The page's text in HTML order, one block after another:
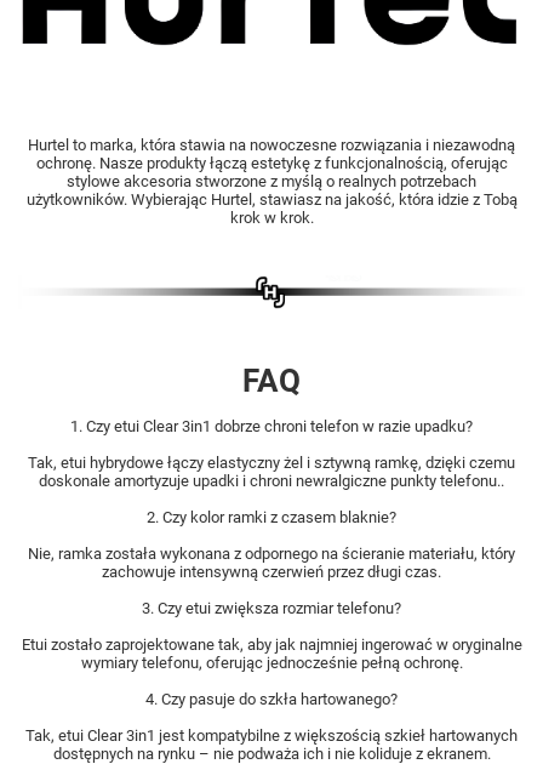
Hurtel to marka, która stawia na nowoczesne rozwiązania i niezawodną
ochronę. Nasze produkty łączą estetykę z funkcjonalnością, oferując
stylowe akcesoria stworzone z myślą o realnych potrzebach
użytkowników. Wybierając Hurtel, stawiasz na jakość, która idzie z Tobą
krok w krok.
FAQ
1. Czy etui Clear 3in1 dobrze chroni telefon w razie upadku?
Tak, etui hybrydowe łączy elastyczny żel i sztywną ramkę, dzięki czemu
doskonale amortyzuje upadki i chroni newralgiczne punkty telefonu..
2. Czy kolor ramki z czasem blaknie?
Nie, ramka została wykonana z odpornego na ścieranie materiału, który
zachowuje intensywną czerwień przez długi czas.
3. Czy etui zwiększa rozmiar telefonu?
Etui zostało zaprojektowane tak, aby jak najmniej ingerować w oryginalne
wymiary telefonu, oferując jednocześnie pełną ochronę.
4. Czy pasuje do szkła hartowanego?
Tak, etui Clear 3in1 jest kompatybilne z większością szkieł hartowanych
dostępnych na rynku – nie podważa ich i nie koliduje z ekranem.